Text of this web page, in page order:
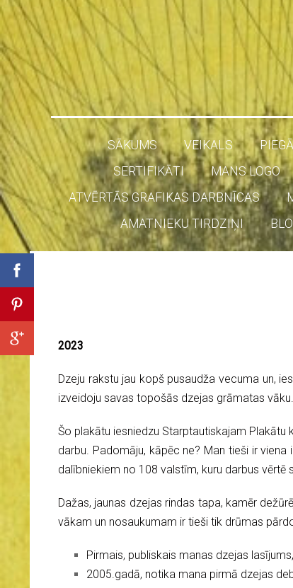
SĀKUMS VEIKALS
SERTIFIKĀTI
MANS LOGO
ATVĒRTĀS GRAFIKAS DARBNĪCAS
AMATNIEKU TIRDZIŅI
2023
Dzeju rakstu jau kopš pusaudža vecuma un,
izveidoju savas topošās dzejas grāmatas
Šo plakātu iesniedzu Starptautiskajam
darbu. Padomāju, kāpēc ne? Man tieši ir
dalībniekiem no 108 valstīm, kuru darbus
Dažas, jaunas dzejas rindas tapa, kamēr
vākam un nosaukumam ir tieši tik drūmas
Pirmais, publiskais manas dzejas
2005.gadā, notika mana pirmā dzejas